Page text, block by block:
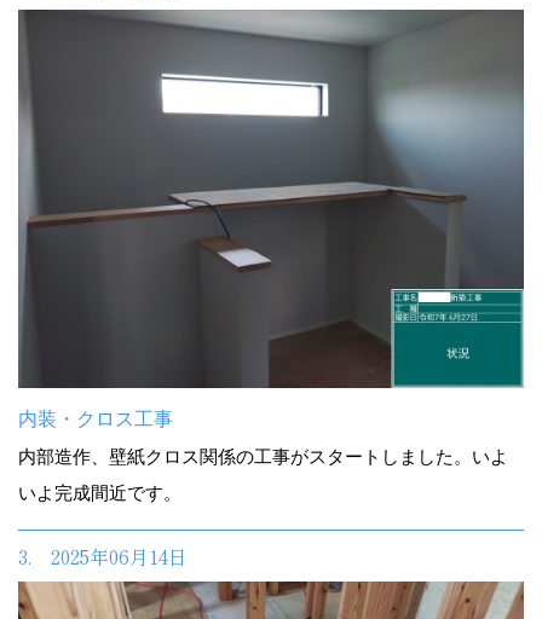
内装・クロス工事
内部造作、壁紙クロス関係の工事がスタートしました。いよ
いよ完成間近です。
3. 2025年06月14日